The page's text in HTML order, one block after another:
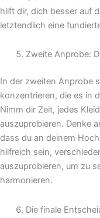
hilft dir, dich besser auf
letztendlich eine
Zweite Anprobe:
In der zweiten Anprobe
konzentrieren, die es in
Nimm dir Zeit, jedes
auszuprobieren. Denke
dass du an deinem
hilfreich sein,
auszuprobieren, um zu
harmonieren.
Die finale